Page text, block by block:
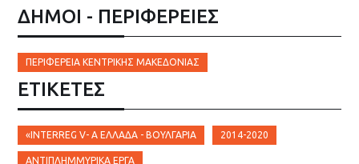
ΔΗΜΟΙ - ΠΕΡΙΦΕΡΕΙΕΣ
ΠΕΡΙΦΈΡΕΙΑ ΚΕΝΤΡΙΚΉΣ ΜΑΚΕΔΟΝΊΑΣ
ΕΤΙΚΈΤΕΣ
«ΙNTERREG V- A ΕΛΛΆΔΑ - ΒΟΥΛΓΑΡΊΑ 2014-2020
ΑΝΤΙΠΛΗΜΜΥΡΙΚΆ ΈΡΓΑ